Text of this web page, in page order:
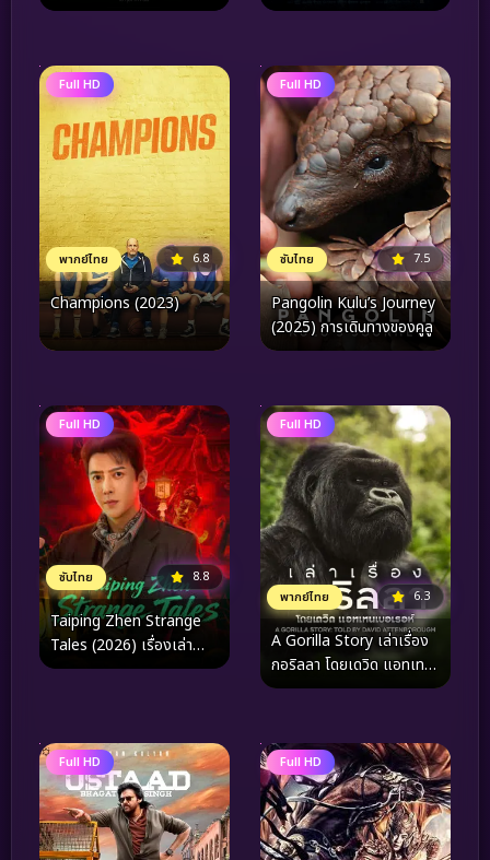
Full HD
พากย์ไทย 6.8
Champions (2023)
Full HD
ซับไทย 7.5
Pangolin Kulu’s Journey
(2025) การเดินทางของคูลู
Full HD
ซับไทย 8.8
Taiping Zhen Strange
Tales (2026) เรื่องเล่า
ลึกลับตำบลไท่ผิง
Full HD
พากย์ไทย 6.3
A Gorilla Story เล่าเรื่อง
กอริลลา โดยเดวิด แอทเท
นเบอเรอห์ เซอร์เดวิด
Full HD Full HD